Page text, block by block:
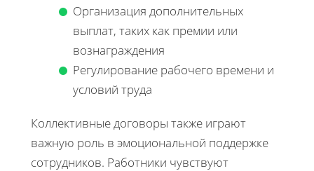
Организация дополнительных
выплат, таких как премии или
вознаграждения
Регулирование рабочего времени и
условий труда
Коллективные договоры также играют
важную роль в эмоциональной поддержке
сотрудников. Работники чувствуют